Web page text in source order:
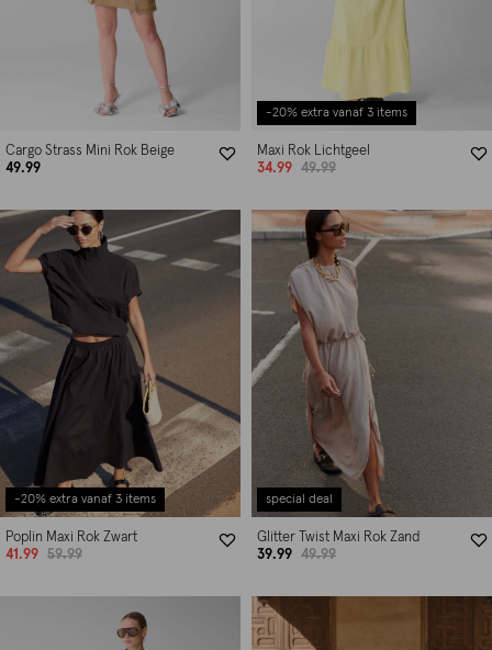
Cargo Strass Mini Rok Beige
49.99
-20% extra vanaf 3 items
Maxi Rok Lichtgeel
34.99
49.99
-20% extra vanaf 3 items
Poplin Maxi Rok Zwart
41.99
59.99
special deal
Glitter Twist Maxi Rok Zand
39.99
49.99